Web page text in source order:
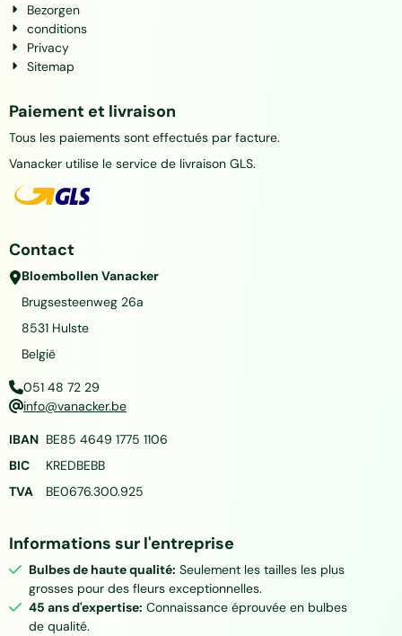
Bezorgen
conditions
Privacy
Sitemap
Paiement et livraison
Tous les paiements sont effectués par facture.
Vanacker utilise le service de livraison GLS.
Contact
Bloembollen Vanacker
Brugsesteenweg 26a
8531 Hulste
België
051 48 72 29
info@vanacker.be
IBAN BE85 4649 1775 1106
BIC
KREDBEBB
TVA
BE0676.300.925
Informations sur l'entreprise
Bulbes de haute qualité: Seulement les tailles les plus
grosses pour des fleurs exceptionnelles.
45 ans d'expertise: Connaissance éprouvée en bulbes
de qualité.